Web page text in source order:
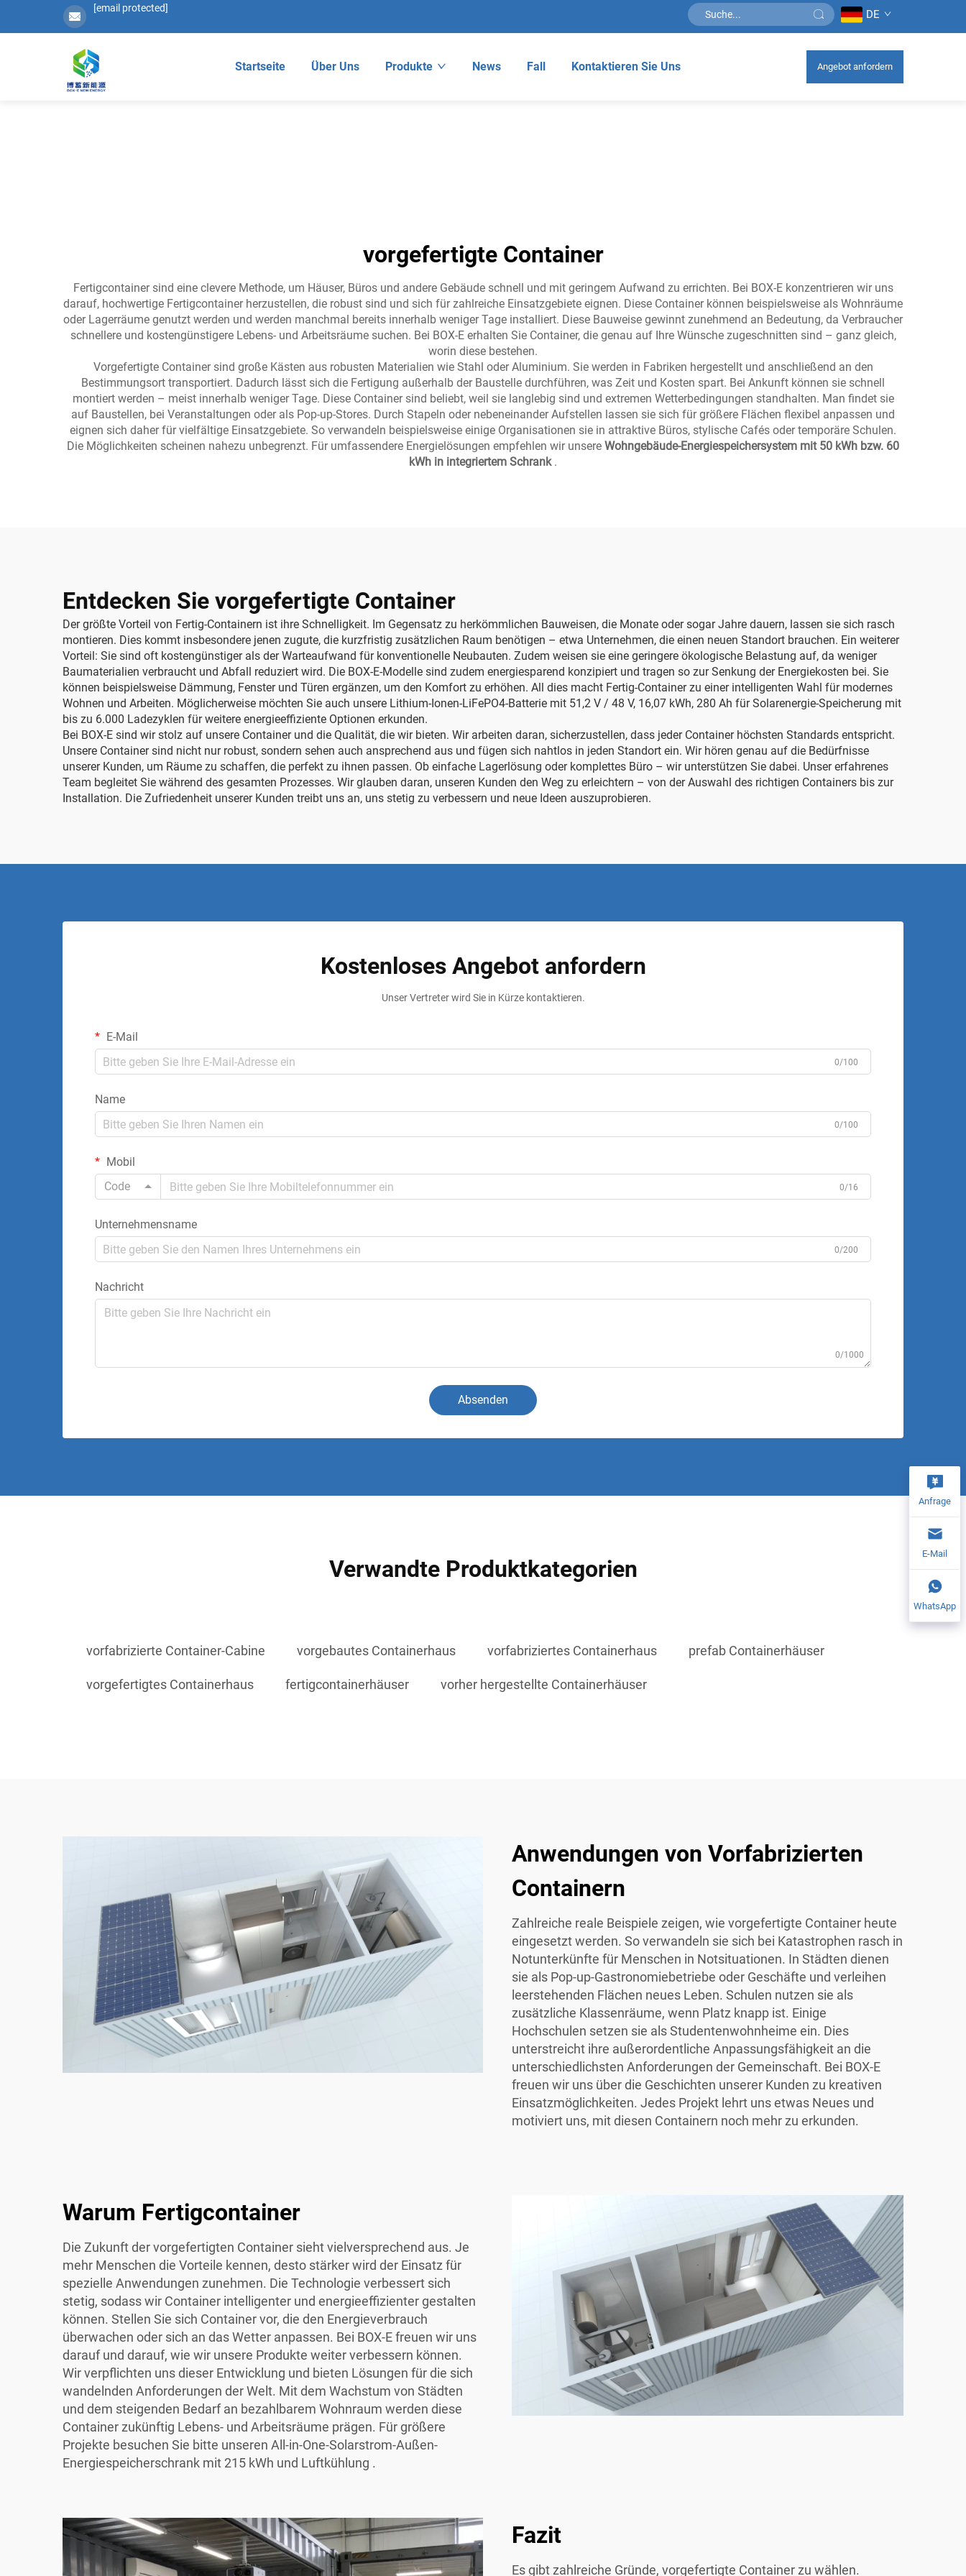
[email protected] DE
Startseite Über Uns Produkte News Fall Kontaktieren Sie Uns Angebot anfordern
vorgefertigte Container
Fertigcontainer sind eine clevere Methode, um Häuser, Büros und andere Gebäude schnell und mit geringem Aufwand zu errichten. Bei BOX-E konzentrieren wir uns
darauf, hochwertige Fertigcontainer herzustellen, die robust sind und sich für zahlreiche Einsatzgebiete eignen. Diese Container können beispielsweise als Wohnräume
oder Lagerräume genutzt werden und werden manchmal bereits innerhalb weniger Tage installiert. Diese Bauweise gewinnt zunehmend an Bedeutung, da Verbraucher
schnellere und kostengünstigere Lebens- und Arbeitsräume suchen. Bei BOX-E erhalten Sie Container, die genau auf Ihre Wünsche zugeschnitten sind – ganz gleich,
worin diese bestehen.
Vorgefertigte Container sind große Kästen aus robusten Materialien wie Stahl oder Aluminium. Sie werden in Fabriken hergestellt und anschließend an den
Bestimmungsort transportiert. Dadurch lässt sich die Fertigung außerhalb der Baustelle durchführen, was Zeit und Kosten spart. Bei Ankunft können sie schnell
montiert werden – meist innerhalb weniger Tage. Diese Container sind beliebt, weil sie langlebig sind und extremen Wetterbedingungen standhalten. Man findet sie
auf Baustellen, bei Veranstaltungen oder als Pop-up-Stores. Durch Stapeln oder nebeneinander Aufstellen lassen sie sich für größere Flächen flexibel anpassen und
eignen sich daher für vielfältige Einsatzgebiete. So verwandeln beispielsweise einige Organisationen sie in attraktive Büros, stylische Cafés oder temporäre Schulen.
Die Möglichkeiten scheinen nahezu unbegrenzt. Für umfassendere Energielösungen empfehlen wir unsere Wohngebäude-Energiespeichersystem mit 50 kWh bzw. 60
kWh in integriertem Schrank .
Entdecken Sie vorgefertigte Container
Der größte Vorteil von Fertig-Containern ist ihre Schnelligkeit. Im Gegensatz zu herkömmlichen Bauweisen, die Monate oder sogar Jahre dauern, lassen sie sich rasch
montieren. Dies kommt insbesondere jenen zugute, die kurzfristig zusätzlichen Raum benötigen – etwa Unternehmen, die einen neuen Standort brauchen. Ein weiterer
Vorteil: Sie sind oft kostengünstiger als der Warteaufwand für konventionelle Neubauten. Zudem weisen sie eine geringere ökologische Belastung auf, da weniger
Baumaterialien verbraucht und Abfall reduziert wird. Die BOX-E-Modelle sind zudem energiesparend konzipiert und tragen so zur Senkung der Energiekosten bei. Sie
können beispielsweise Dämmung, Fenster und Türen ergänzen, um den Komfort zu erhöhen. All dies macht Fertig-Container zu einer intelligenten Wahl für modernes
Wohnen und Arbeiten. Möglicherweise möchten Sie auch unsere Lithium-Ionen-LiFePO4-Batterie mit 51,2 V / 48 V, 16,07 kWh, 280 Ah für Solarenergie-Speicherung mit
bis zu 6.000 Ladezyklen für weitere energieeffiziente Optionen erkunden.
Bei BOX-E sind wir stolz auf unsere Container und die Qualität, die wir bieten. Wir arbeiten daran, sicherzustellen, dass jeder Container höchsten Standards entspricht.
Unsere Container sind nicht nur robust, sondern sehen auch ansprechend aus und fügen sich nahtlos in jeden Standort ein. Wir hören genau auf die Bedürfnisse
unserer Kunden, um Räume zu schaffen, die perfekt zu ihnen passen. Ob einfache Lagerlösung oder komplettes Büro – wir unterstützen Sie dabei. Unser erfahrenes
Team begleitet Sie während des gesamten Prozesses. Wir glauben daran, unseren Kunden den Weg zu erleichtern – von der Auswahl des richtigen Containers bis zur
Installation. Die Zufriedenheit unserer Kunden treibt uns an, uns stetig zu verbessern und neue Ideen auszuprobieren.
Kostenloses Angebot anfordern
Unser Vertreter wird Sie in Kürze kontaktieren.
E-Mail
0/100
Name
0/100
Mobil
Code
0/16
Unternehmensname
0/200
Nachricht
0/1000
Absenden
Verwandte Produktkategorien
vorfabrizierte Container-Cabine vorgebautes Containerhaus vorfabriziertes Containerhaus prefab Containerhäuser
vorgefertigtes Containerhaus fertigcontainerhäuser vorher hergestellte Containerhäuser
Anwendungen von Vorfabrizierten
Containern
Zahlreiche reale Beispiele zeigen, wie vorgefertigte Container heute
eingesetzt werden. So verwandeln sie sich bei Katastrophen rasch in
Notunterkünfte für Menschen in Notsituationen. In Städten dienen
sie als Pop-up-Gastronomiebetriebe oder Geschäfte und verleihen
leerstehenden Flächen neues Leben. Schulen nutzen sie als
zusätzliche Klassenräume, wenn Platz knapp ist. Einige
Hochschulen setzen sie als Studentenwohnheime ein. Dies
unterstreicht ihre außerordentliche Anpassungsfähigkeit an die
unterschiedlichsten Anforderungen der Gemeinschaft. Bei BOX-E
freuen wir uns über die Geschichten unserer Kunden zu kreativen
Einsatzmöglichkeiten. Jedes Projekt lehrt uns etwas Neues und
motiviert uns, mit diesen Containern noch mehr zu erkunden.
Warum Fertigcontainer
Die Zukunft der vorgefertigten Container sieht vielversprechend aus. Je
mehr Menschen die Vorteile kennen, desto stärker wird der Einsatz für
spezielle Anwendungen zunehmen. Die Technologie verbessert sich
stetig, sodass wir Container intelligenter und energieeffizienter gestalten
können. Stellen Sie sich Container vor, die den Energieverbrauch
überwachen oder sich an das Wetter anpassen. Bei BOX-E freuen wir uns
darauf und darauf, wie wir unsere Produkte weiter verbessern können.
Wir verpflichten uns dieser Entwicklung und bieten Lösungen für die sich
wandelnden Anforderungen der Welt. Mit dem Wachstum von Städten
und dem steigenden Bedarf an bezahlbarem Wohnraum werden diese
Container zukünftig Lebens- und Arbeitsräume prägen. Für größere
Projekte besuchen Sie bitte unseren All-in-One-Solarstrom-Außen-
Energiespeicherschrank mit 215 kWh und Luftkühlung .
Fazit
Es gibt zahlreiche Gründe, vorgefertigte Container zu wählen.
Anfrage
E-Mail
WhatsApp